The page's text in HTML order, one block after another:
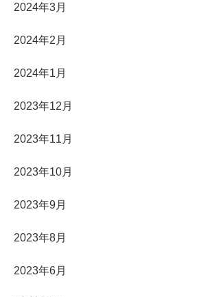
2024年3月
2024年2月
2024年1月
2023年12月
2023年11月
2023年10月
2023年9月
2023年8月
2023年6月